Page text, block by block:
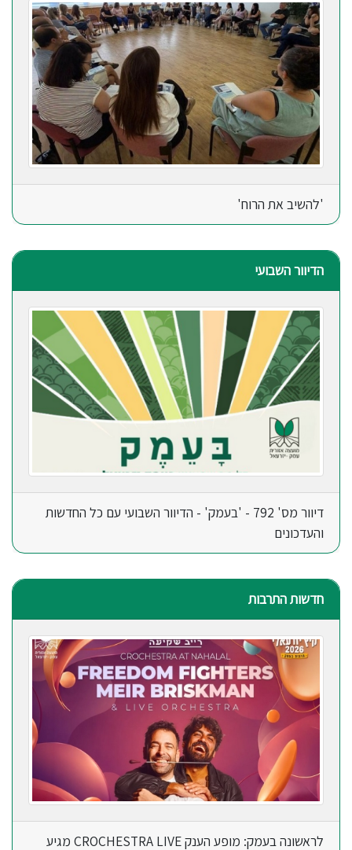
'להשיב את הרוח'
הדיוור השבועי
דיוור מס' 792 - 'בעמק' - הדיוור השבועי עם כל החדשות
והעדכונים
חדשות התרבות
לראשונה בעמק: מופע הענק CROCHESTRA LIVE מגיע